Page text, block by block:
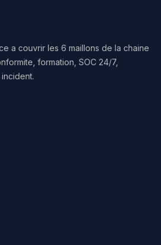
a couvrir les 6 maillons de la chaine
formation, SOC 24/7,